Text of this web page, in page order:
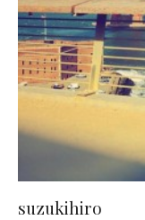
suzukihiro